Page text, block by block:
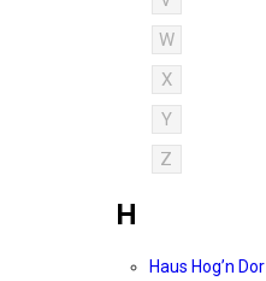
W
X
Y
Z
H
Haus Hog’n Dor